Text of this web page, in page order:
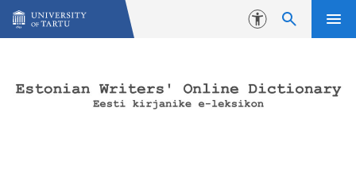
Skip to content
Accessibility